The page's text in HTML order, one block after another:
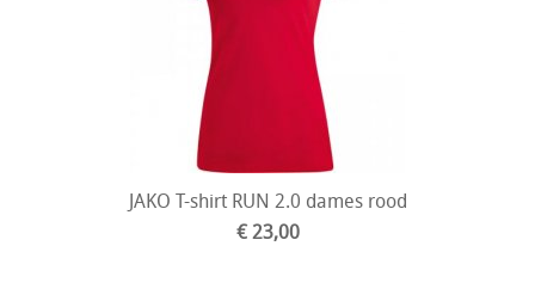
JAKO T-shirt RUN 2.0 dames rood
€ 23,00